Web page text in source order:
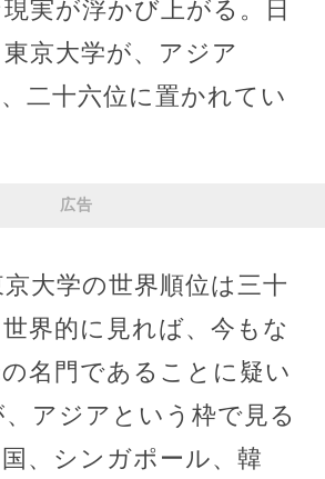
実が浮かび上がる。日
京大学が、アジア
二十六位に置かれてい
広告
大学の世界順位は三十
界的に見れば、今もな
名門であることに疑い
アジアという枠で見る
、シンガポール、韓